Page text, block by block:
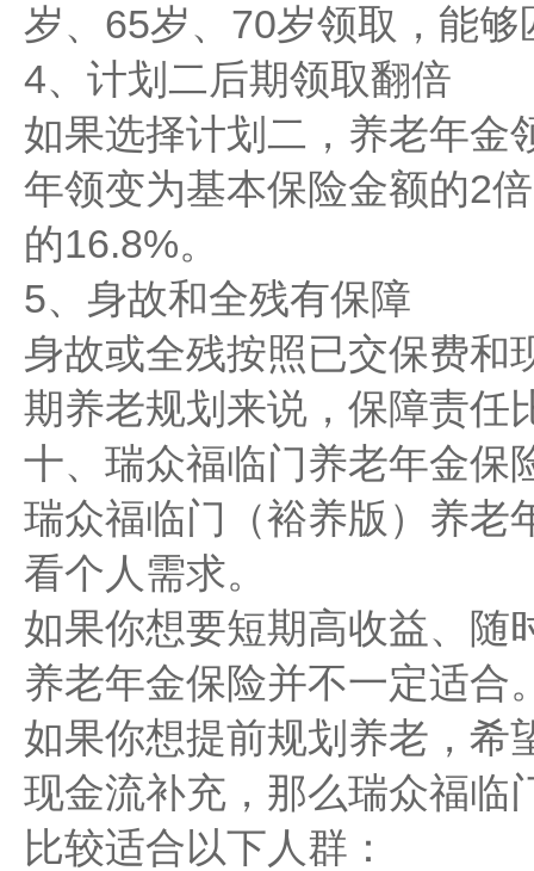
岁、65岁、70岁领取，能
4、计划二后期领取翻倍
如果选择计划二，养老年金
年领变为基本保险金额的2
的16.8%。
5、身故和全残有保障
身故或全残按照已交保费和
期养老规划来说，保障责任
十、瑞众福临门养老年金保
瑞众福临门（裕养版）养老
看个人需求。
如果你想要短期高收益、随
养老年金保险并不一定适合
如果你想提前规划养老，希
现金流补充，那么瑞众福临
比较适合以下人群：